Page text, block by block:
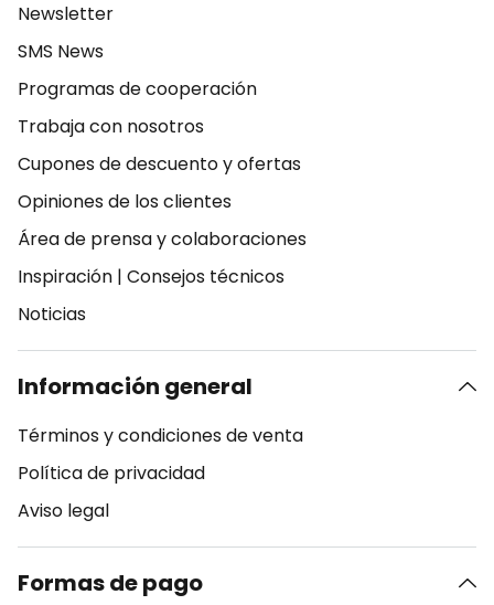
Newsletter
SMS News
Programas de cooperación
Trabaja con nosotros
Cupones de descuento y ofertas
Opiniones de los clientes
Área de prensa y colaboraciones
Inspiración | Consejos técnicos
Noticias
Información general
Términos y condiciones de venta
Política de privacidad
Aviso legal
Formas de pago